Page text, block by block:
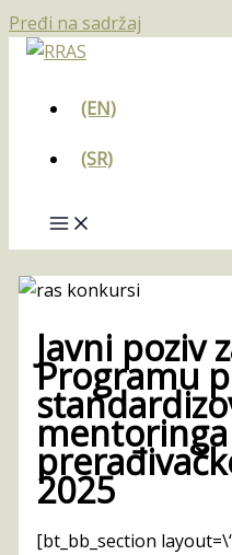
Pređi na sadržaj
(EN)
(SR)
Javni poziv
Programu
2025
[bt_bb_section